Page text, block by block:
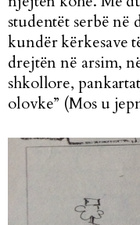
studentët serbë në
kundër kërkesave
drejtën në arsim,
shkollore,
olovke” (Mos u